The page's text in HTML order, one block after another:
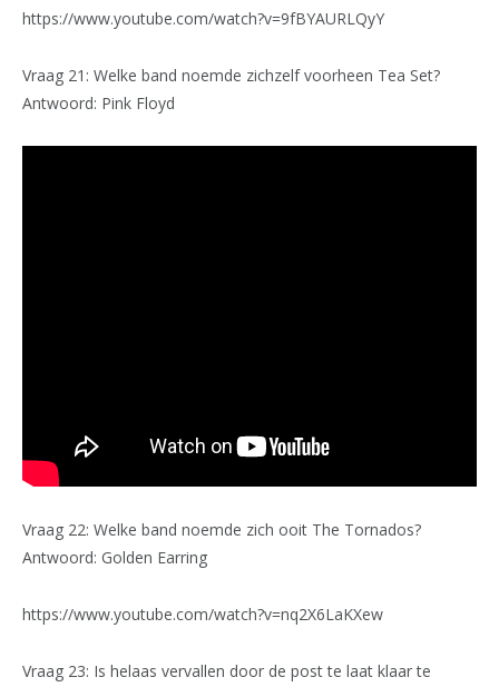
https://www.youtube.com/watch?v=9fBYAURLQyY
Vraag 21: Welke band noemde zichzelf voorheen Tea Set?
Antwoord: Pink Floyd
Vraag 22: Welke band noemde zich ooit The Tornados?
Antwoord: Golden Earring
https://www.youtube.com/watch?v=nq2X6LaKXew
Vraag 23: Is helaas vervallen door de post te laat klaar te